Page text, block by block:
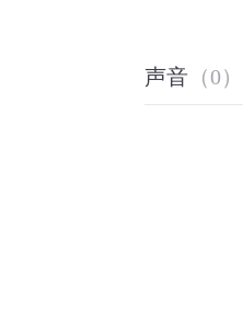
声音 （0）